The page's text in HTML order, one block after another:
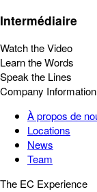
Intermédiaire
Watch the Video
Learn the Words
Speak the Lines
Company Information
À propos de
Locations
News
Team
The EC Experience